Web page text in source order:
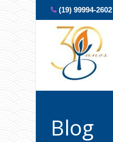
(19) 99994-2602
Blog